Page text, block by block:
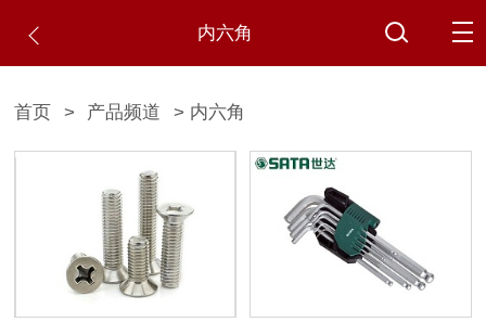
内六角
首页 > 产品频道 > 内六角